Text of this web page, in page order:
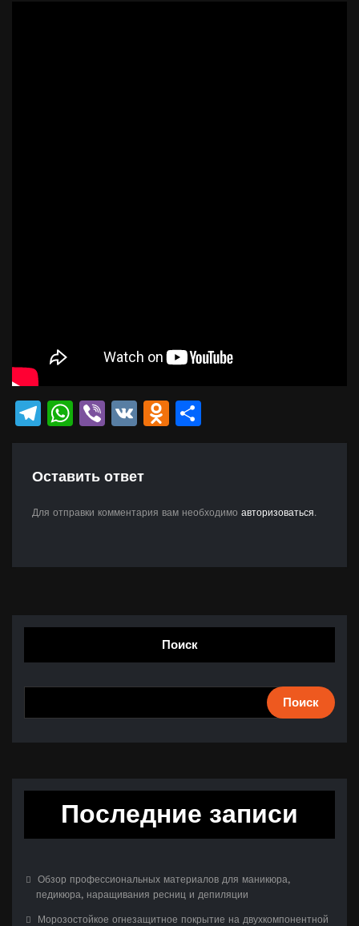
Telegram
WhatsApp
Viber
VK Odnoklassniki
Оставить ответ
Для отправки комментария вам необходимо авторизоваться.
Поиск
Поиск
Последние записи
Обзор профессиональных материалов для маникюра,
педикюра, наращивания ресниц и депиляции
Морозостойкое огнезащитное покрытие на двухкомпонентной